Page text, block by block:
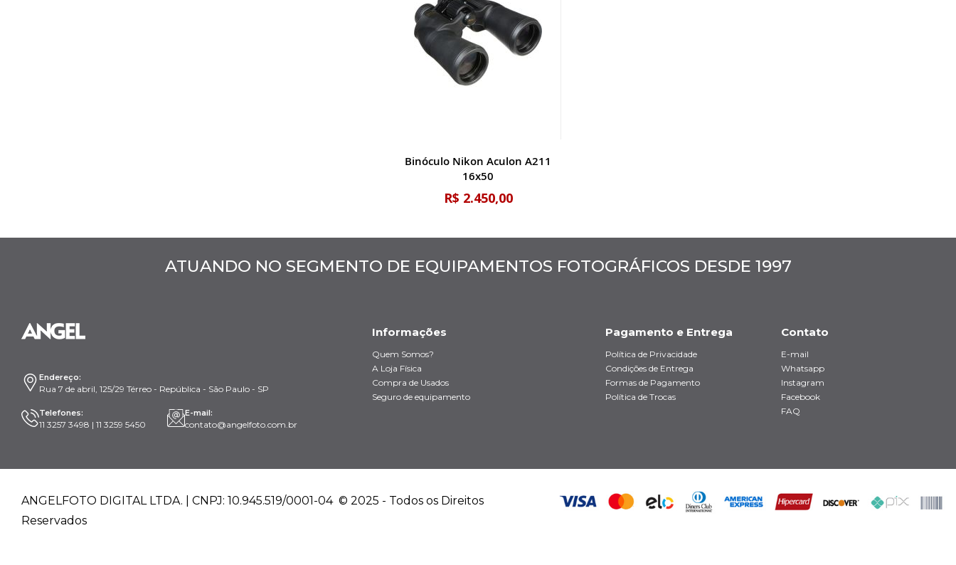
Binóculo Nikon Aculon A211
16x50
R$ 2.450,00
ATUANDO NO SEGMENTO DE EQUIPAMENTOS FOTOGRÁFICOS DESDE 1997
Endereço:
Rua 7 de abril, 125/29 Térreo - República - São Paulo - SP
Telefones:
11 3257 3498 | 11 3259 5450
E-mail:
contato@angelfoto.com.br
Informações
Quem Somos?
A Loja Física
Compra de Usados
Seguro de equipamento
Pagamento e Entrega
Política de Privacidade
Condições de Entrega
Formas de Pagamento
Política de Trocas
Contato
E-mail
Whatsapp
Instagram
Facebook
FAQ
ANGELFOTO DIGITAL LTDA. | CNPJ: 10.945.519/0001-04 © 2025 - Todos os Direitos
Reservados